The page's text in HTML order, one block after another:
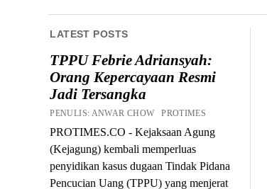
LATEST POSTS
TPPU Febrie Adriansyah:
Orang Kepercayaan Resmi
Jadi Tersangka
PENULIS: ANWAR CHOW PROTIMES
PROTIMES.CO - Kejaksaan Agung
(Kejagung) kembali memperluas
penyidikan kasus dugaan Tindak Pidana
Pencucian Uang (TPPU) yang menjerat